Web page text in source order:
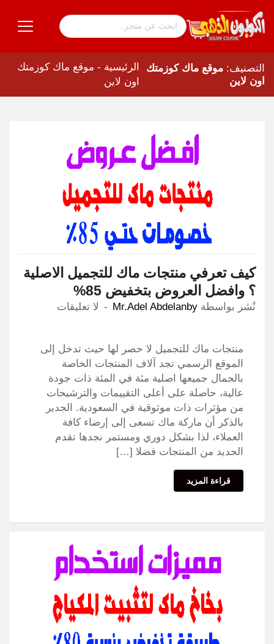
التصنيف: موقع ماك كوزمتك
اون لاين
الرئيسية - موقع ماك كوزمتك
اون لاين
كيف تعرفي منتجات ماك للتجميل الاصلية
؟ وافضل العروض بتخفيض 85%
نٌشر بواسطة Mr.Adel Abdelanby لا تعليقات
منتجات ماك للتجميل لا حصر لها حيث تدخل إلى
الموقع الرسمي تجد آلاف المنتجات الخاصة
بالجمال جميعها اصلية مئة في المئة ذات جودة
عالية، حاصلة على أعلى التقييمات والترشيحات
من مؤثرات ذات موثوقية في السعودية. الجدير
بالذكر أن ماركة ماك تسعى إلى إرضاء كافة
العملاء، لذا بشكل دوري ومستمر نجدها تقدم
الجديد من المنتجات فضلا […]
قراءة المزيد